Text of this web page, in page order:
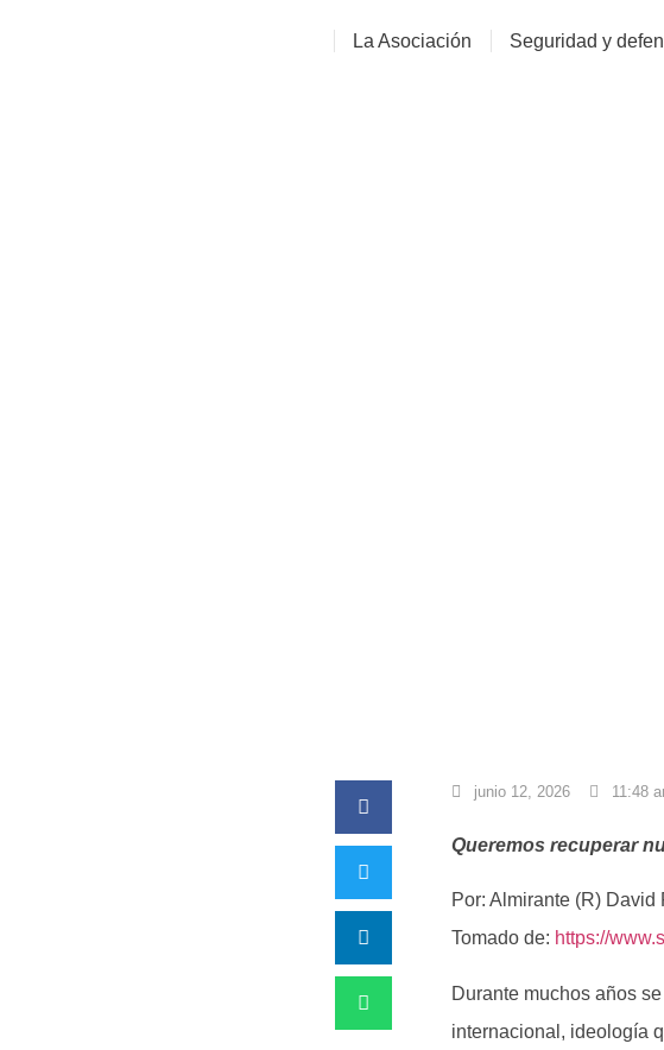
La Asociación Seguridad y
junio 12, 2026 11:48
Queremos recuperar
Por: Almirante (R)
Tomado de: https://
Durante muchos años
internacional, ideología